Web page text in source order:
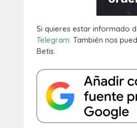
Si quieres estar informado
Telegram. También nos
Betis.